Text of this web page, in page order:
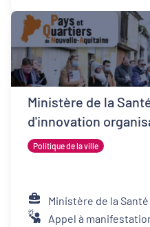
Ministère de la
d'innovation
psychiatrie (FIOP)
Politique de la ville
Ministère de la Santé
Appel à